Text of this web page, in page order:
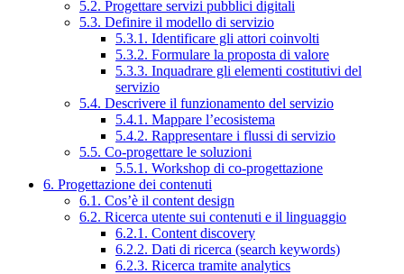
5.2. Progettare servizi pubblici digitali
5.3. Definire il modello di servizio
5.3.1. Identificare gli attori coinvolti
5.3.2. Formulare la proposta di valore
5.3.3. Inquadrare gli elementi costitutivi del
servizio
5.4. Descrivere il funzionamento del servizio
5.4.1. Mappare l’ecosistema
5.4.2. Rappresentare i flussi di servizio
5.5. Co-progettare le soluzioni
5.5.1. Workshop di co-progettazione
6. Progettazione dei contenuti
6.1. Cos’è il content design
6.2. Ricerca utente sui contenuti e il linguaggio
6.2.1. Content discovery
6.2.2. Dati di ricerca (search keywords)
6.2.3. Ricerca tramite analytics